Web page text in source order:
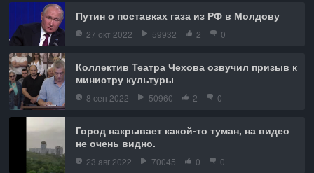
Путин о поставках газа из РФ в Молдову
27 окт 2022 59932 2 0
Коллектив Театра Чехова озвучил призыв к
министру культуры
8 сен 2022 50960 2 0
Город накрывает какой-то туман, на видео
не очень видно.
23 авг 2022 70045 0 0